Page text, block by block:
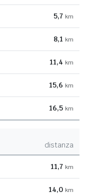
5,7 km
8,1 km
11,4 km
15,6 km
16,5 km
distanza
11,7 km
14,0 km